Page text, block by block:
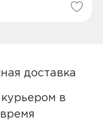
доставка
в